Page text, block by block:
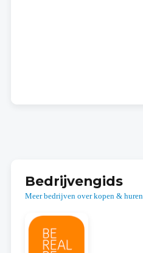
Bedrijvengids
Meer bedrijven over kopen & huren